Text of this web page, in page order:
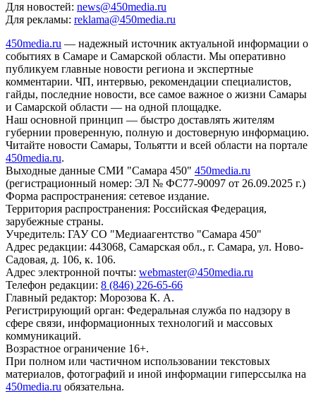
Для новостей: news@450media.ru
Для рекламы: reklama@450media.ru
450media.ru — надежный источник актуальной информации о
событиях в Самаре и Самарской области. Мы оперативно
публикуем главные новости региона и экспертные
комментарии. ЧП, интервью, рекомендации специалистов,
гайды, последние новости, все самое важное о жизни Самары
и Самарской области — на одной площадке.
Наш основной принцип — быстро доставлять жителям
губернии проверенную, полную и достоверную информацию.
Читайте новости Самары, Тольятти и всей области на портале
450media.ru.
Выходные данные СМИ "Самара 450" 450media.ru
(регистрационный номер: ЭЛ № ФС77-90097 от 26.09.2025 г.)
Форма распространения: сетевое издание.
Территория распространения: Российская Федерация,
зарубежные страны.
Учредитель: ГАУ СО "Медиаагентство "Самара 450"
Адрес редакции: 443068, Самарская обл., г. Самара, ул. Ново-
Садовая, д. 106, к. 106.
Адрес электронной почты: webmaster@450media.ru
Телефон редакции: 8 (846) 226-65-66
Главный редактор: Морозова К. А.
Регистрирующий орган: Федеральная служба по надзору в
сфере связи, информационных технологий и массовых
коммуникаций.
Возрастное ограничение 16+.
При полном или частичном использовании текстовых
материалов, фотографий и иной информации гиперссылка на
450media.ru обязательна.